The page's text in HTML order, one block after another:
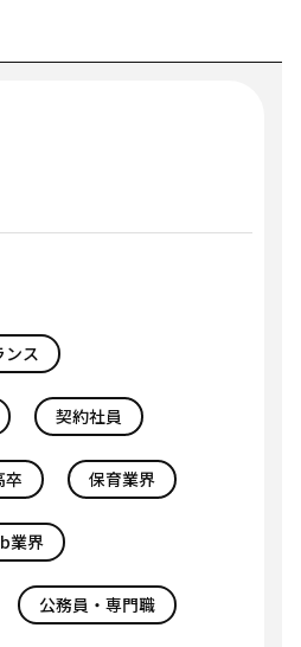
ンス
契約社員
卒 保育業界
業界
公務員・専門職